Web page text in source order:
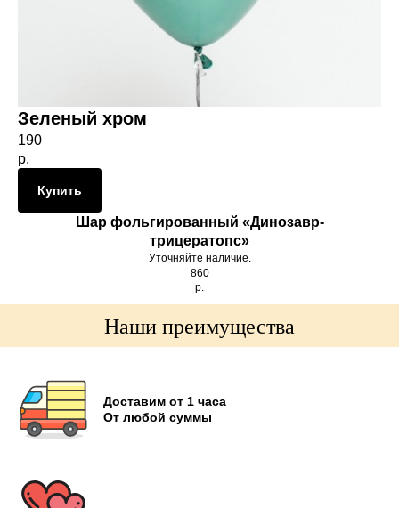
Зеленый хром
190
р.
Купить
Шар фольгированный «Динозавр-
трицератопс»
Уточняйте наличие.
860
р.
Наши преимущества
Доставим от 1 часа
От любой суммы